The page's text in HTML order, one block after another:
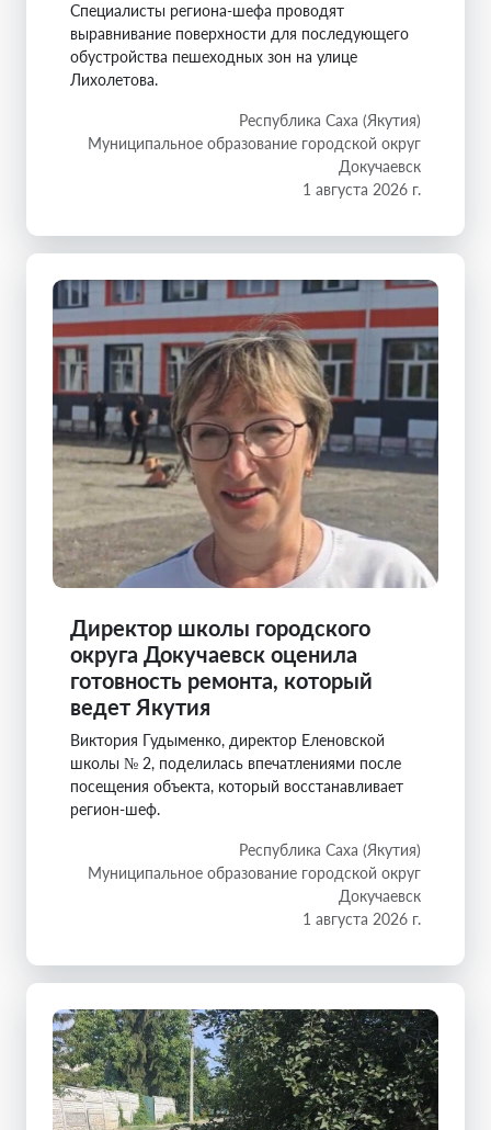
Специалисты региона-шефа проводят
выравнивание поверхности для последующего
обустройства пешеходных зон на улице
Лихолетова.
Республика Саха (Якутия)
Муниципальное образование городской округ
Докучаевск
1 августа 2026 г.
Директор школы городского
округа Докучаевск оценила
готовность ремонта, который
ведет Якутия
Виктория Гудыменко, директор Еленовской
школы № 2, поделилась впечатлениями после
посещения объекта, который восстанавливает
регион-шеф.
Республика Саха (Якутия)
Муниципальное образование городской округ
Докучаевск
1 августа 2026 г.